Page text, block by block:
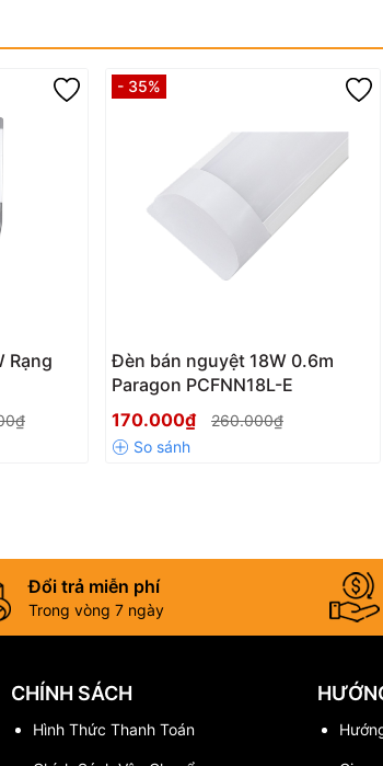
tín mà còn bởi bộ thông số kỹ thuật thực tế:
Rạng
- 35%
Đèn bán nguyệt 18W 0.6m
Paragon PCFNN18L-E
170.000₫
260.000₫
Đổi trả miễn phí
Trong vòng 7 ngày
CHÍNH SÁCH
Hình Thức Thanh Toán